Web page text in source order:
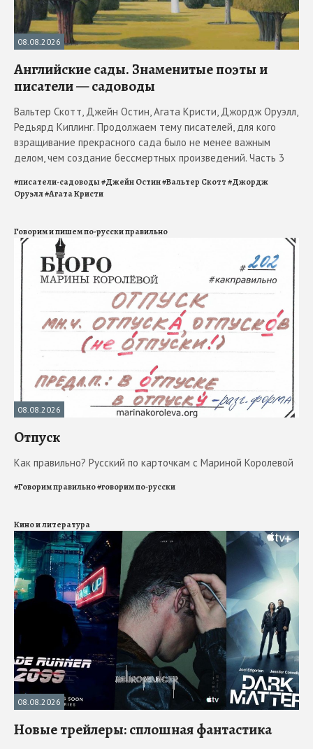
08.08.2026
Английские сады. Знаменитые поэты и
писатели — садоводы
Вальтер Скотт, Джейн Остин, Агата Кристи, Джордж Оруэлл,
Редьярд Киплинг. Продолжаем тему писателей, для кого
взращивание прекрасного сада было не менее важным
делом, чем создание бессмертных произведений. Часть 3
#писатели-садоводы#Джейн Остин#Вальтер Скотт#Джордж
Оруэлл#Агата Кристи
Говорим и пишем по-русски правильно
08.08.2026
Отпуск
Как правильно? Русский по карточкам с Мариной Королевой
#Говорим правильно#говорим по-русски
Кино и литература
08.08.2026
Новые трейлеры: сплошная фантастика